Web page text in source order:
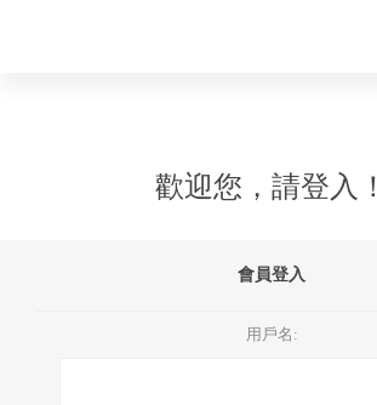
歡迎您，請登入！
會員登入
用戶名: